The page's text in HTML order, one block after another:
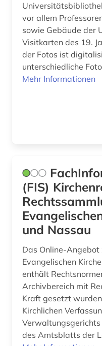
vor allem
sowie Gebäude der
Visitkarten des 19.
der Fotos ist
unterschiedliche
Mehr Informationen
(FIS)
und Nassau
Das Online-
Evangelischen
enthält
Archivbereich mit
Kraft gesetzt
Kirchlichen
Verwaltungsgerichts
des Amtsblatts der